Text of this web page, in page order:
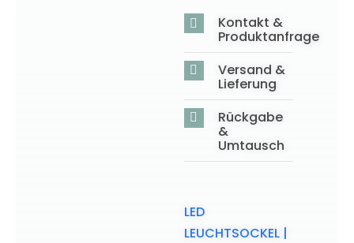
Kontakt &
Produktanfrage
Versand &
Lieferung
Rückgabe
&
Umtausch
LED
LEUCHTSOCKEL |